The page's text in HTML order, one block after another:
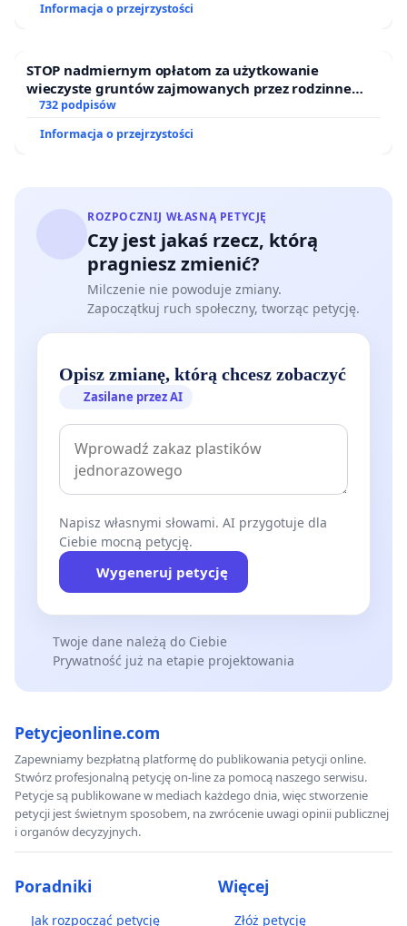
Informacja o przejrzystości
STOP nadmiernym opłatom za użytkowanie
wieczyste gruntów zajmowanych przez rodzinne
ogrody działkowe.
732 podpisów
Informacja o przejrzystości
ROZPOCZNIJ WŁASNĄ PETYCJĘ
Czy jest jakaś rzecz, którą
pragniesz zmienić?
Milczenie nie powoduje zmiany.
Zapoczątkuj ruch społeczny, tworząc petycję.
Opisz zmianę, którą chcesz zobaczyć
Zasilane przez AI
Napisz własnymi słowami. AI przygotuje dla
Ciebie mocną petycję.
Wygeneruj petycję
Twoje dane należą do Ciebie
Prywatność już na etapie projektowania
Petycjeonline.com
Zapewniamy bezpłatną platformę do publikowania petycji online.
Stwórz profesjonalną petycję on-line za pomocą naszego serwisu.
Petycje są publikowane w mediach każdego dnia, więc stworzenie
petycji jest świetnym sposobem, na zwrócenie uwagi opinii publicznej
i organów decyzyjnych.
Poradniki
Jak rozpocząć petycję
Więcej
Złóż petycję